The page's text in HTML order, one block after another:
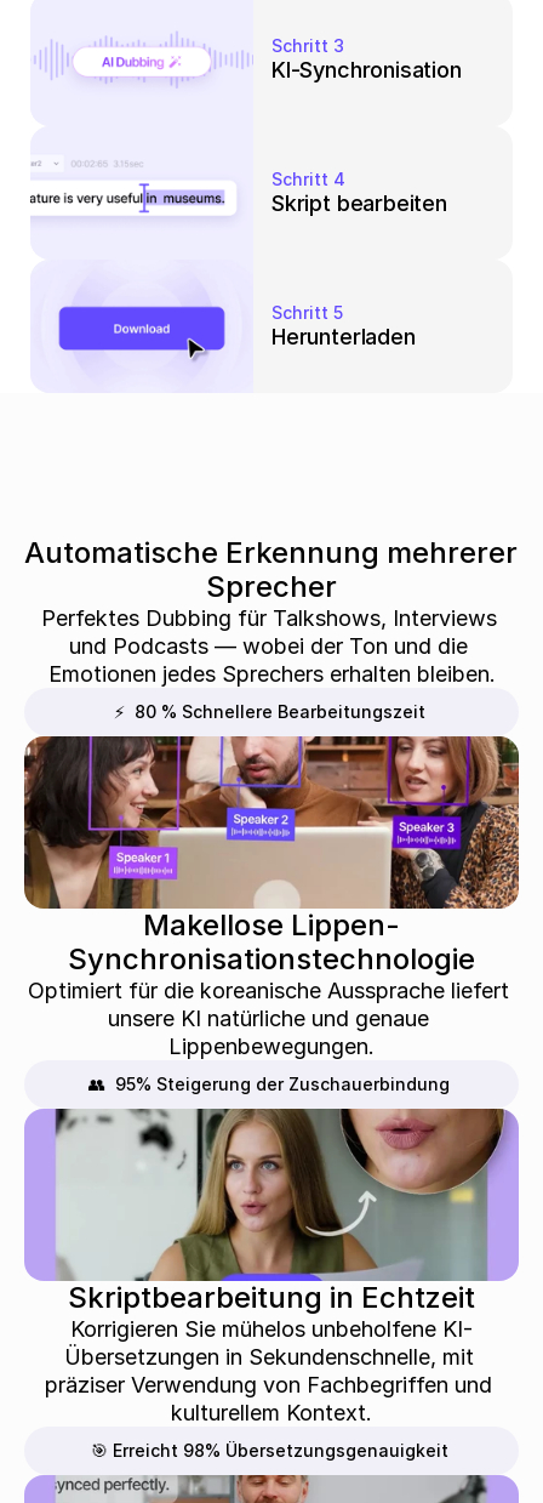
Schritt 3
KI-Synchronisation
Schritt 4
Skript bearbeiten
Schritt 5
Herunterladen
Automatische Erkennung mehrerer
Sprecher
Perfektes Dubbing für Talkshows, Interviews
und Podcasts — wobei der Ton und die
Emotionen jedes Sprechers erhalten bleiben.
⚡  80 % Schnellere Bearbeitungszeit
Makellose Lippen-
Synchronisationstechnologie
Optimiert für die koreanische Aussprache liefert
unsere KI natürliche und genaue
Lippenbewegungen.
👥  95% Steigerung der Zuschauerbindung
Skriptbearbeitung in Echtzeit
Korrigieren Sie mühelos unbeholfene KI-
Übersetzungen in Sekundenschnelle, mit
präziser Verwendung von Fachbegriffen und
kulturellem Kontext.
🎯 Erreicht 98% Übersetzungsgenauigkeit